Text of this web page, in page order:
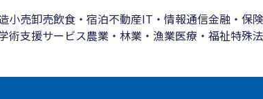
小売卸売飲食・宿泊不動産IT・情報通信金融・保険
術支援サービス農業・林業・漁業医療・福祉特殊